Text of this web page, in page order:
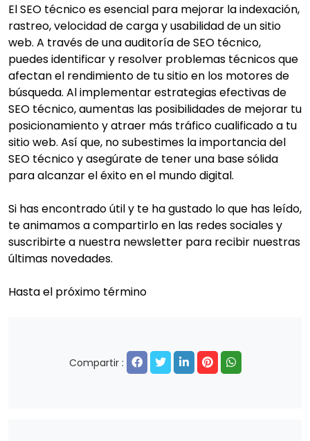
El SEO técnico es esencial para mejorar la indexación,
rastreo, velocidad de carga y usabilidad de un sitio
web. A través de una auditoría de SEO técnico,
puedes identificar y resolver problemas técnicos que
afectan el rendimiento de tu sitio en los motores de
búsqueda. Al implementar estrategias efectivas de
SEO técnico, aumentas las posibilidades de mejorar tu
posicionamiento y atraer más tráfico cualificado a tu
sitio web. Así que, no subestimes la importancia del
SEO técnico y asegúrate de tener una base sólida
para alcanzar el éxito en el mundo digital.
Si has encontrado útil y te ha gustado lo que has leído,
te animamos a compartirlo en las redes sociales y
suscribirte a nuestra newsletter para recibir nuestras
últimas novedades.
Hasta el próximo término
Compartir :